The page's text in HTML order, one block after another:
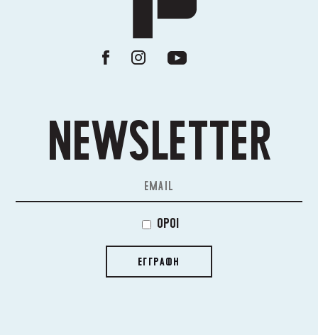
NEWSLETTER
ΟΡΟΙ
ΕΓΓΡΑΦΗ